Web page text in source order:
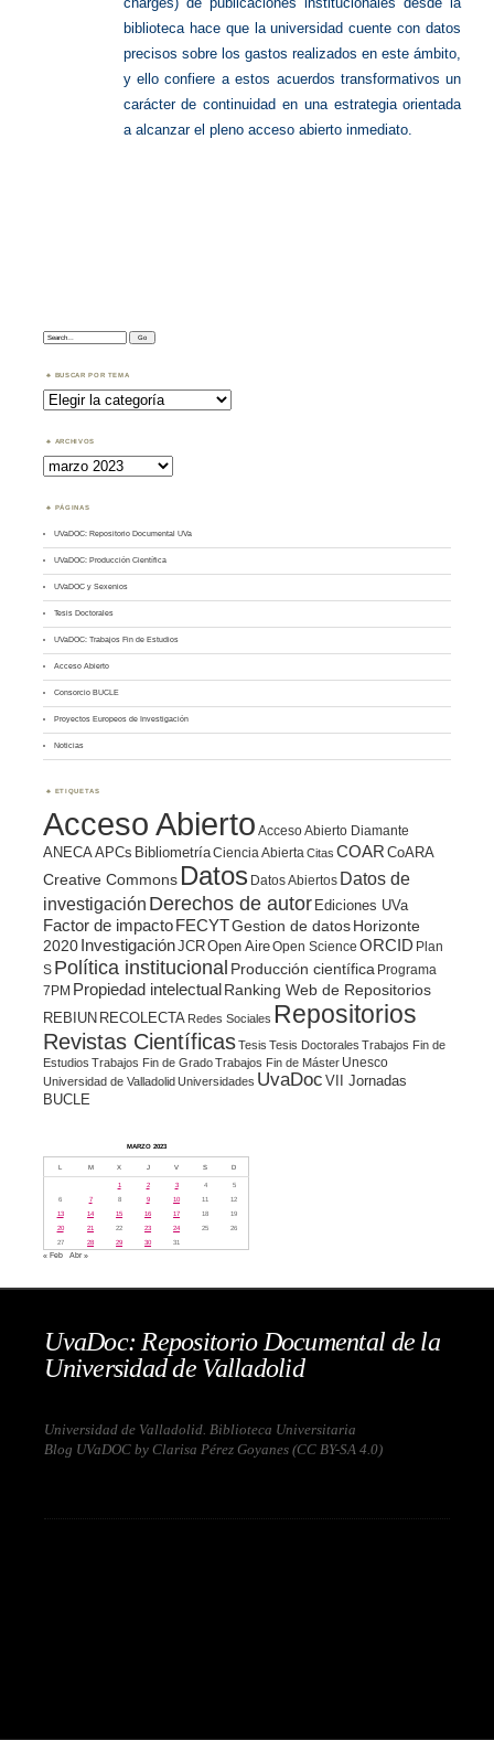
biblioteca hace que la universidad cuente con datos
precisos sobre los gastos realizados en este ámbito,
y ello confiere a estos acuerdos transformativos un
carácter de continuidad en una estrategia orientada
a alcanzar el pleno acceso abierto inmediato.
Search:
BUSCAR POR TEMA
Buscar
por
Tema
ARCHIVOS
Archivos
PÁGINAS
UVaDOC: Repositorio Documental UVa
UVaDOC: Producción Científica
UVaDOC y Sexenios
Tesis Doctorales
UVaDOC: Trabajos Fin de Estudios
Acceso Abierto
Consorcio BUCLE
Proyectos Europeos de Investigación
Noticias
ETIQUETAS
Acceso Abierto Acceso Abierto Diamante
ANECAAPCs BibliometríaCiencia Abierta Citas COAR CoARA
Creative Commons Datos Datos Abiertos Datos de
investigación Derechos de autor Ediciones UVa
Factor de impacto FECYTGestion de datosHorizonte
2020 InvestigaciónJCROpen AireOpen Science ORCID Plan
S Política institucional Producción científica Programa
7PM Propiedad intelectualRanking Web de Repositorios
REBIUN RECOLECTA Redes Sociales Repositorios
Revistas CientíficasTesis Tesis Doctorales Trabajos Fin de
Estudios Trabajos Fin de GradoTrabajos Fin de Máster Unesco
Universidad de Valladolid Universidades UvaDoc VII Jornadas
BUCLE
MARZO 2023
L M X J V S D
1 2 3 4
5
6
7 8 9 10 11
12
13
14 15 16 17 18
19
20
21 22 23 24 25
26
27
28 29 30 31
« Feb Abr »
UvaDoc: Repositorio Documental de la
Universidad de Valladolid
Universidad de Valladolid. Biblioteca Universitaria
Blog UVaDOC by Clarisa Pérez Goyanes (CC BY-SA 4.0)